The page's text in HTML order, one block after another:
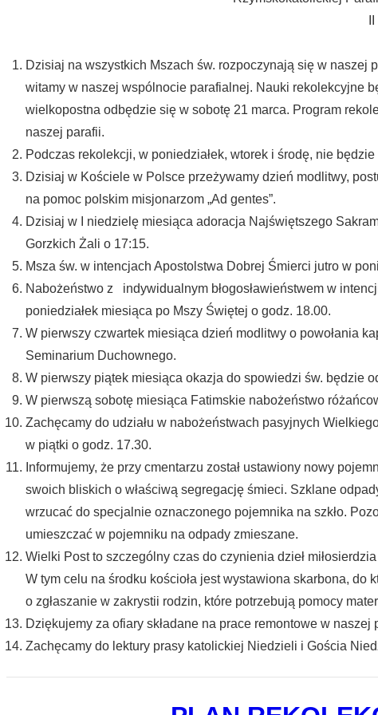
Dzisiaj na wszystkich Mszach św. rozpoczynają się w
witamy w naszej wspólnocie parafialnej. Nauki rekolekcyjne
wielkopostna odbędzie się w sobotę 21 marca. Program
naszej parafii.
Podczas rekolekcji, w poniedziałek, wtorek i środę, nie
Dzisiaj w Kościele w Polsce przeżywamy dzień modlitwy,
na pomoc polskim misjonarzom „Ad gentes”.
Dzisiaj w I niedzielę miesiąca adoracja Najświętszego
Gorzkich Żali o 17:15.
Msza św. w intencjach Apostolstwa Dobrej Śmierci jutro w
Nabożeństwo z indywidualnym błogosławieństwem w
poniedziałek miesiąca po Mszy Świętej o godz. 18.00.
W pierwszy czwartek miesiąca dzień modlitwy o powołania
Seminarium Duchownego.
W pierwszy piątek miesiąca okazja do spowiedzi św. będzie
W pierwszą sobotę miesiąca Fatimskie nabożeństwo
Zachęcamy do udziału w nabożeństwach pasyjnych
w piątki o godz. 17.30.
Informujemy, że przy cmentarzu został ustawiony nowy
swoich bliskich o właściwą segregację śmieci. Szklane
wrzucać do specjalnie oznaczonego pojemnika na szkło.
umieszczać w pojemniku na odpady zmieszane.
Wielki Post to szczególny czas do czynienia dzieł
W tym celu na środku kościoła jest wystawiona skarbona,
o zgłaszanie w zakrystii rodzin, które potrzebują pomocy
Dziękujemy za ofiary składane na prace remontowe w naszej
Zachęcamy do lektury prasy katolickiej Niedzieli i Gościa